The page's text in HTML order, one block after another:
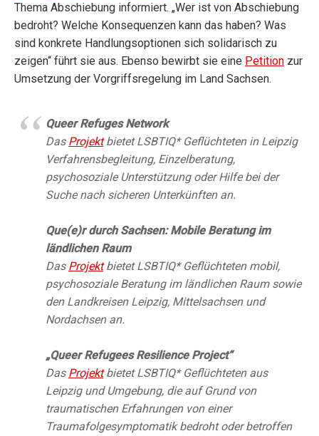
Thema Abschiebung informiert. „Wer ist von Abschiebung
bedroht? Welche Konsequenzen kann das haben? Was
sind konkrete Handlungsoptionen sich solidarisch zu
zeigen“ führt sie aus. Ebenso bewirbt sie eine Petition zur
Umsetzung der Vorgriffsregelung im Land Sachsen.
Queer Refuges Network
Das Projektbietet LSBTIQ* Geflüchteten in Leipzig
Verfahrensbegleitung, Einzelberatung,
psychosoziale Unterstützung oder Hilfe bei der
Suche nach sicheren Unterkünften an.
Que(e)r durch Sachsen: Mobile Beratung im
ländlichen Raum
Das Projektbietet LSBTIQ* Geflüchteten mobil,
psychosoziale Beratung im ländlichen Raum sowie
den Landkreisen Leipzig, Mittelsachsen und
Nordachsen an.
„Queer Refugees Resilience Project“
Das Projektbietet LSBTIQ* Geflüchteten aus
Leipzig und Umgebung, die auf Grund von
traumatischen Erfahrungen von einer
Traumafolgesymptomatik bedroht oder betroffen